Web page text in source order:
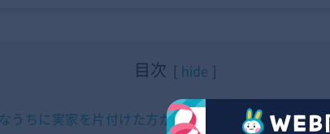
目次 hide
うちに実家を片付けた方が良い理由